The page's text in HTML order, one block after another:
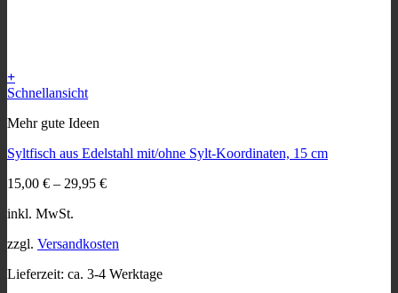
+
Dieses
weist
Varianten
Die
können
der
Produktseite
gewählt
Schnellansicht
Mehr gute Ideen
Syltfisch aus Edelstahl mit/ohne Sylt-Koordinaten, 15 cm
15,00 € – 29,95 €
inkl. MwSt.
zzgl. Versandkosten
Lieferzeit: ca. 3-4 Werktage